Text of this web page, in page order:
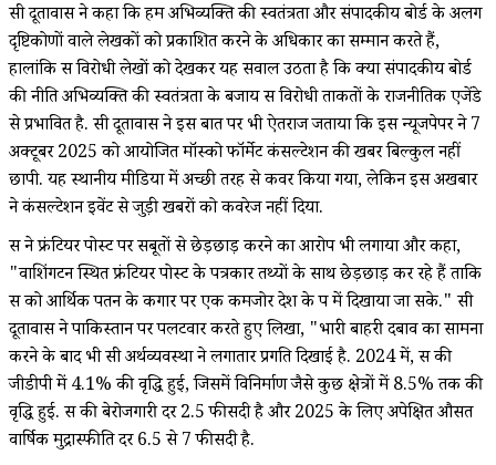
रूसी दूतावास ने कहा कि हम अभिव्यक्ति की स्वतंत्रता और संपादकीय बोर्ड के अलग
दृष्टिकोणों वाले लेखकों को प्रकाशित करने के अधिकार का सम्मान करते हैं,
हालांकि रूस विरोधी लेखों को देखकर यह सवाल उठता है कि क्या संपादकीय बोर्ड
की नीति अभिव्यक्ति की स्वतंत्रता के बजाय रूस विरोधी ताकतों के राजनीतिक एजेंडे
से प्रभावित है. रूसी दूतावास ने इस बात पर भी ऐतराज जताया कि इस न्यूजपेपर ने 7
अक्टूबर 2025 को आयोजित मॉस्को फॉर्मेट कंसल्टेशन की खबर बिल्कुल नहीं
छापी. यह स्थानीय मीडिया में अच्छी तरह से कवर किया गया, लेकिन इस अखबार
ने कंसल्टेशन इवेंट से जुड़ी खबरों को कवरेज नहीं दिया.
रूस ने फ्रंटियर पोस्ट पर सबूतों से छेड़छाड़ करने का आरोप भी लगाया और कहा,
"वाशिंगटन स्थित फ्रंटियर पोस्ट के पत्रकार तथ्यों के साथ छेड़छाड़ कर रहे हैं ताकि
रूस को आर्थिक पतन के कगार पर एक कमजोर देश के रूप में दिखाया जा सके." रूसी
दूतावास ने पाकिस्तान पर पलटवार करते हुए लिखा, "भारी बाहरी दबाव का सामना
करने के बाद भी रूसी अर्थव्यवस्था ने लगातार प्रगति दिखाई है. 2024 में, रूस की
जीडीपी में 4.1% की वृद्धि हुई, जिसमें विनिर्माण जैसे कुछ क्षेत्रों में 8.5% तक की
वृद्धि हुई. रूस की बेरोजगारी दर 2.5 फीसदी है और 2025 के लिए अपेक्षित औसत
वार्षिक मुद्रास्फीति दर 6.5 से 7 फीसदी है.